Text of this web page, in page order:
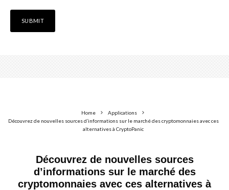
Home
Applications
Découvrez de nouvelles sources d’informations sur le marché des cryptomonnaies avec ces
alternatives à CryptoPanic
Découvrez de nouvelles sources
d’informations sur le marché des
cryptomonnaies avec ces alternatives à